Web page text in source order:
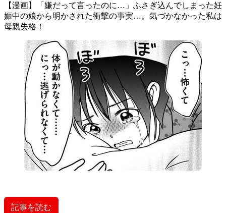
【漫画】「嫌だって言ったのに…」ふさぎ込んでしまった妊
娠中の娘から明かされた衝撃の事実…。気づかなかった私は
母親失格！
記事を読む